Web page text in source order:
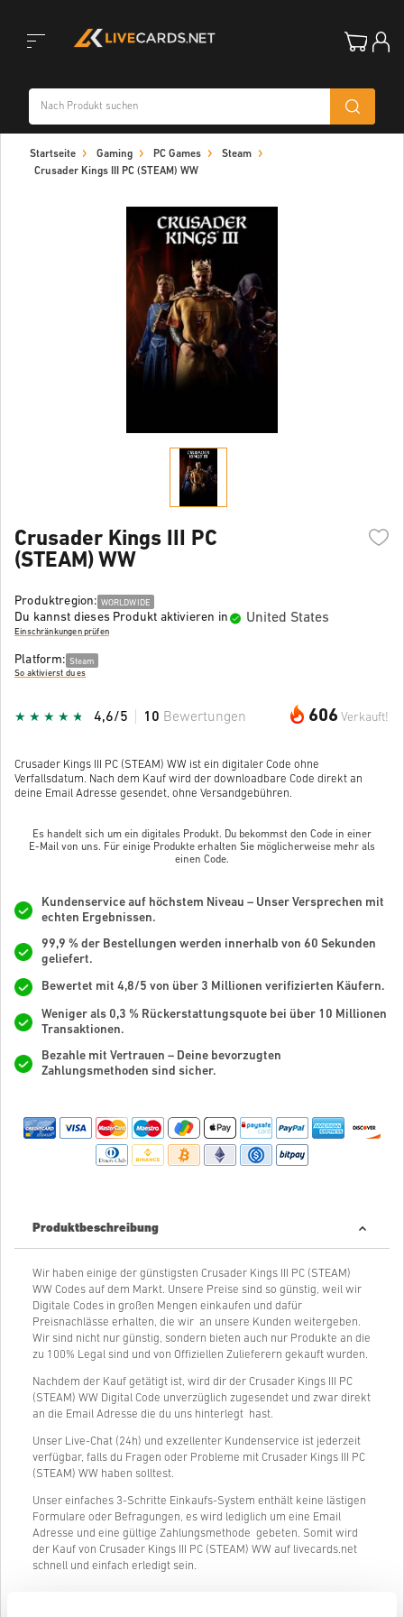
navigation
Startseite Gaming PC Games
Steam
Crusader Kings III PC (STEAM) WW
Crusader Kings III PC
(STEAM) WW
Produktregion: WORLDWIDE
Du kannst dieses Produkt aktivieren in United States
Einschränkungen prüfen
Platform: Steam
So aktivierst du es
606 Verkauft!
4,6/5 10 Bewertungen
Crusader Kings III PC (STEAM) WW ist ein digitaler Code ohne
Verfallsdatum. Nach dem Kauf wird der downloadbare Code direkt an
deine Email Adresse gesendet, ohne Versandgebühren.
Es handelt sich um ein digitales Produkt. Du bekommst den Code in einer
E-Mail von uns. Für einige Produkte erhalten Sie möglicherweise mehr als
einen Code.
Kundenservice auf höchstem Niveau – Unser Versprechen mit
echten Ergebnissen.
99,9 % der Bestellungen werden innerhalb von 60 Sekunden
geliefert.
Bewertet mit 4,8/5 von über 3 Millionen verifizierten Käufern.
Weniger als 0,3 % Rückerstattungsquote bei über 10 Millionen
Transaktionen.
Bezahle mit Vertrauen – Deine bevorzugten
Zahlungsmethoden sind sicher.
Produktbeschreibung
Wir haben einige der günstigsten Crusader Kings III PC (STEAM)
WW Codes auf dem Markt. Unsere Preise sind so günstig, weil wir
Digitale Codes in großen Mengen einkaufen und dafür
Preisnachlässe erhalten, die wir an unsere Kunden weitergeben.
Wir sind nicht nur günstig, sondern bieten auch nur Produkte an die
zu 100% Legal sind und von Offiziellen Zulieferern gekauft wurden.
Nachdem der Kauf getätigt ist, wird dir der Crusader Kings III PC
(STEAM) WW Digital Code unverzüglich zugesendet und zwar direkt
an die Email Adresse die du uns hinterlegt hast.
Unser Live-Chat (24h) und exzellenter Kundenservice ist jederzeit
verfügbar, falls du Fragen oder Probleme mit Crusader Kings III PC
(STEAM) WW haben solltest.
Unser einfaches 3-Schritte Einkaufs-System enthält keine lästigen
Formulare oder Befragungen, es wird lediglich um eine Email
Adresse und eine gültige Zahlungsmethode gebeten. Somit wird
der Kauf von Crusader Kings III PC (STEAM) WW auf livecards.net
schnell und einfach erledigt sein.